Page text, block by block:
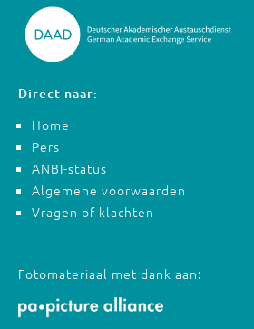
Direct naar:
Home
Pers
ANBI-status
Algemene voorwaarden
Vragen of klachten
Fotomateriaal met dank aan: